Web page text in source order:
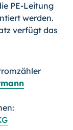
PE-Lei­tung
werden.
verfügt das